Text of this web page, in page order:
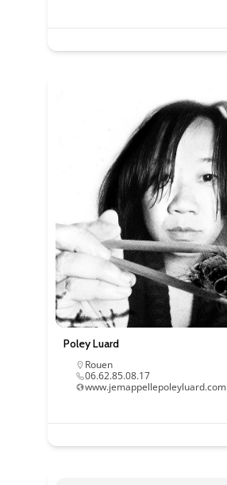
Poley Luard
Rouen
06.62.85.08.17
www.jemappellepoleyluard.com